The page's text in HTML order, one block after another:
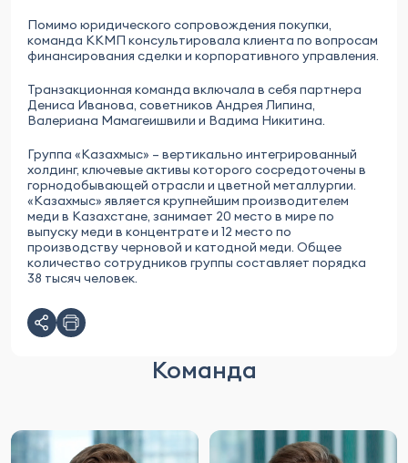
Помимо юридического сопровождения покупки,
команда ККМП консультировала клиента по вопросам
финансирования сделки и корпоративного управления.
Транзакционная команда включала в себя партнера
Дениса Иванова, советников Андрея Липина,
Валериана Мамагеишвили и Вадима Никитина.
Группа «Казахмыс» – вертикально интегрированный
холдинг, ключевые активы которого сосредоточены в
горнодобывающей отрасли и цветной металлургии.
«Казахмыс» является крупнейшим производителем
меди в Казахстане, занимает 20 место в мире по
выпуску меди в концентрате и 12 место по
производству черновой и катодной меди. Общее
количество сотрудников группы составляет порядка
38 тысяч человек.
Команда